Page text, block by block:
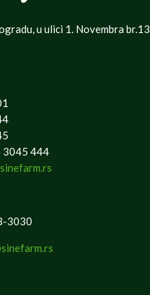
u ulici 1. Novembra br.13
3045 444
3030